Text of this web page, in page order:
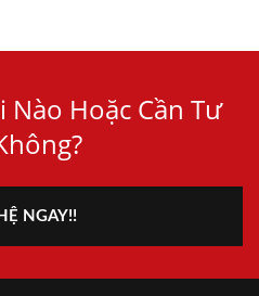
Nào Hoặc Cần Tư
NGAY!!